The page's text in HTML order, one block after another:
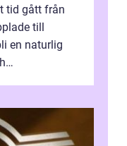
tid gått från
till
en naturlig